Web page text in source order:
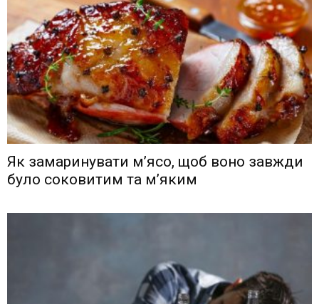
Як замаринувати м’ясо, щоб воно завжди
було соковитим та м’яким